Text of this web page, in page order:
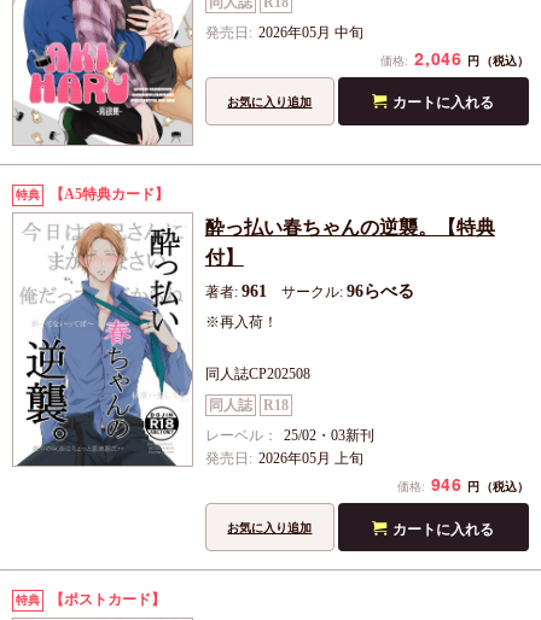
発売日: 2026年05月 中旬
価格: 2,046 円 （税込）
カートに入れる
お気に入り追加
特典 【A5特典カード】
酔っ払い春ちゃんの逆襲。【特典
付】
著者: 961 サークル: 96らべる
※再入荷！
同人誌CP202508
同人誌
R18
レーベル：
25/02・03新刊
発売日: 2026年05月 上旬
価格: 946 円 （税込）
カートに入れる
お気に入り追加
特典 【ポストカード】